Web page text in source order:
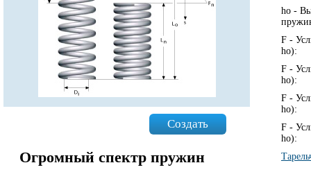
Создать
Огромный спектр пружин
ho -
F -
ho):
F -
ho):
F -
ho):
F -
ho):